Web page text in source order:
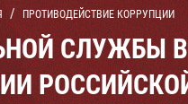
ПРОТИВОДЕЙСТВИЕ КОРРУПЦИИ
СЛУЖБЫ